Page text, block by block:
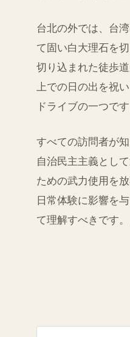
台北の外では、台
て固い白大理石を
切り込まれた徒歩
上での日の出を祝
ドライブの一つで
すべての訪問者が
自治民主主義とし
ための武力使用を
日常体験に影響を
て理解すべきです